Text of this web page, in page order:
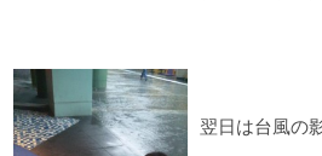
翌日は台風の